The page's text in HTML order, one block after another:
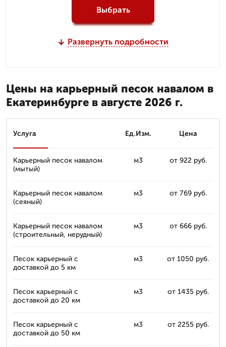
Выбрать
Развернуть подробности
Цены на карьерный песок навалом в
Екатеринбурге в августе 2026 г.
Услуга Ед.Изм. Цена
Карьерный песок навалом
(мытый)
м3 от 922 руб.
Карьерный песок навалом
(сеяный)
м3 от 769 руб.
Карьерный песок навалом
(строительный, нерудный)
м3 от 666 руб.
Песок карьерный с
доставкой до 5 км
м3 от 1050 руб.
Песок карьерный с
доставкой до 20 км
м3 от 1435 руб.
Песок карьерный с
доставкой до 50 км
м3 от 2255 руб.